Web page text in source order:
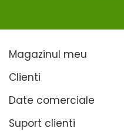
Magazinul meu
Clienti
Date comerciale
Suport clienti